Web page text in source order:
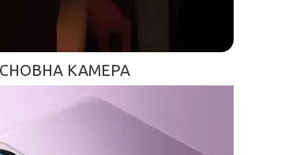
КАМЕРА